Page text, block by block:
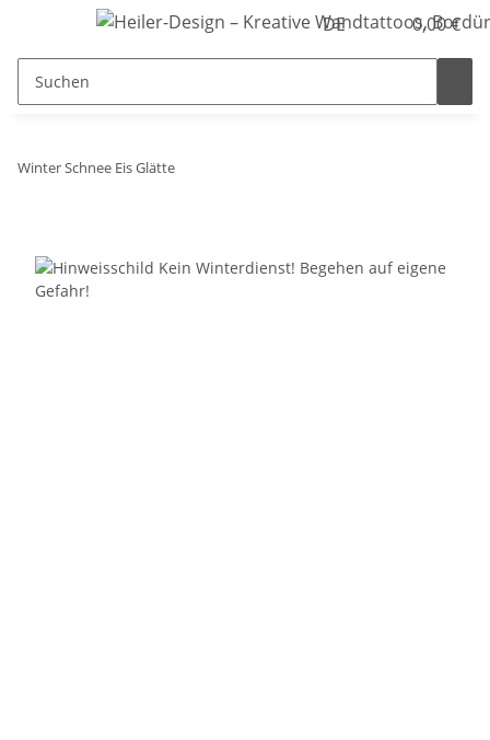
DE 0,00 €
Winter Schnee Eis Glätte